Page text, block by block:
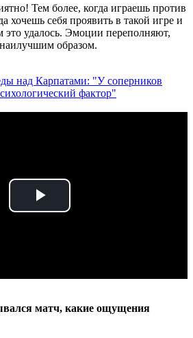
Тем более, когда играешь против
хочешь себя проявить в такой игре и
это удалось. Эмоции переполняют,
образом.
над Карпатами: "У соперников
фактор"
Play
матч, какие ощущения